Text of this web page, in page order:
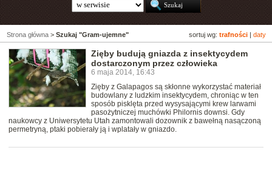
sortuj wg: trafności daty
Strona główna > Szukaj "Gram-ujemne"
Zięby budują gniazda z insektycydem
dostarczonym przez człowieka
6 maja 2014, 16:43
Zięby z Galapagos są skłonne wykorzystać materiał
budowlany z ludzkim insektycydem, chroniąc w ten
sposób pisklęta przed wysysającymi krew larwami
pasożytniczej muchówki Philornis downsi. Gdy
naukowcy z Uniwersytetu Utah zamontowali dozownik z bawełną nasączoną
permetryną, ptaki pobierały ją i wplatały w gniazdo.